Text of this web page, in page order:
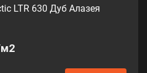
LTR 630 Дуб Алазея